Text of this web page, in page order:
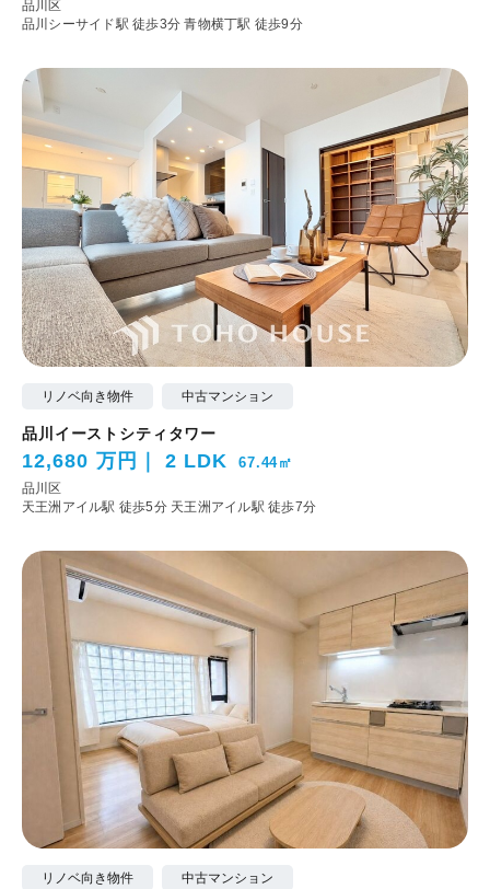
品川区
品川シーサイド駅 徒歩3分青物横丁駅 徒歩9分
リノベ向き物件 中古マンション
品川イーストシティタワー
12,680 万円 2 LDK 67.44㎡
品川区
天王洲アイル駅 徒歩5分 天王洲アイル駅 徒歩7分
リノベ向き物件 中古マンション